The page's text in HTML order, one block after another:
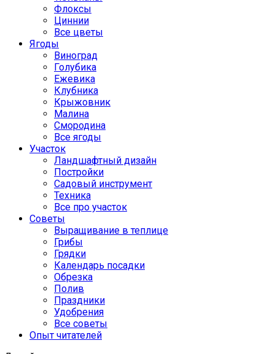
Флоксы
Циннии
Все цветы
Ягоды
Виноград
Голубика
Ежевика
Клубника
Крыжовник
Малина
Смородина
Все ягоды
Участок
Ландшафтный дизайн
Постройки
Садовый инструмент
Техника
Все про участок
Советы
Выращивание в теплице
Грибы
Грядки
Календарь посадки
Обрезка
Полив
Праздники
Удобрения
Все советы
Опыт читателей